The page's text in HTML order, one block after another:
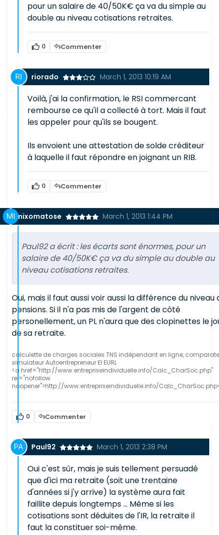
pour un salaire de 40/50K€ ça va du simple au
double au niveau cotisations retraites.
0 Commenter
riorado March 1, 2013 10:19 AM
Voilà, j'ai la confirmation, le RSI commercant
rembourse ce qu'il a collecté à tort. Mais il faut
les appeler pour qu'ils se bougent.
Ils envoient une attestation de solde créditeur
à laquelle il faut répondre en joignant un RIB.
0 Commenter
mixomatose March 1, 2013 1:44 PM
Paul92 a écrit :les écarts sont énormes, pour un
salaire de 40/50K€ ça va du simple au double au
niveau cotisations retraites.
Oui, mais il faut aussi voir aussi la différence du niveau
pensions. Si il n'a pas mis de l'argent de côté
personellement, un PL n'aura que des clopinettes le
de sa retraite.
calculette de charges sociales TNS indépendant en ligne,
simulateur Autoentrepreneur EI EURL
<a href="http://www.entrepriseindividuelle.info/Calc_CharSoc.php"
rel="nofollow
noopener">http://www.entrepriseindividuelle.info/
0 Commenter
Paul92 March 1, 2013 2:38 PM
Oui c'est sûr, mais je suis tellement persuadé
que d'ici ma retraite (soit une trentaine
d'années si j'y arrive) la système aura fait
faillite depuis longtemps ... Même si les
cotisations sont déduites de l'IR, la retraite il
faut la constituer soi-même.